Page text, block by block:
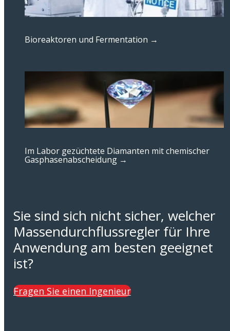
Bioreaktoren und Fermentation →
Im Labor gezüchtete Diamanten mit chemischer
Gasphasenabscheidung →
Sie sind sich nicht sicher, welcher
Massendurchflussregler für Ihre
Anwendung am besten geeignet
ist?
Fragen Sie einen Ingenieur